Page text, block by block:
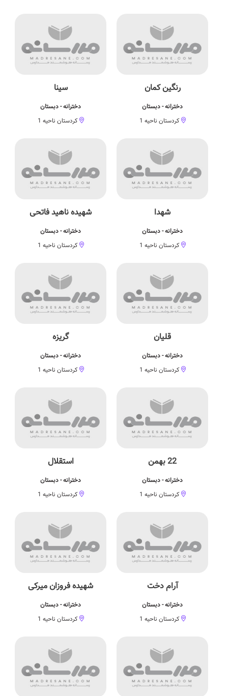
رنگین کمان
دخترانه - دبستان
کردستان ناحیه 1
سینا
دخترانه - دبستان
کردستان ناحیه 1
شهدا
دخترانه - دبستان
کردستان ناحیه 1
شهیده ناهید فاتحی
دخترانه - دبستان
کردستان ناحیه 1
قلیان
دخترانه - دبستان
کردستان ناحیه 1
گریزه
دخترانه - دبستان
کردستان ناحیه 1
22 بهمن
دخترانه - دبستان
کردستان ناحیه 1
استقلال
دخترانه - دبستان
کردستان ناحیه 1
آرام دخت
دخترانه - دبستان
کردستان ناحیه 1
شهیده فروزان میرکی
دخترانه - دبستان
کردستان ناحیه 1